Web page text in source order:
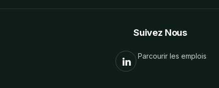
Suivez Nous
Parcourir les emplois